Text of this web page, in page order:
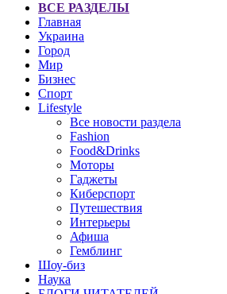
ВСЕ РАЗДЕЛЫ
Главная
Украина
Город
Мир
Бизнес
Спорт
Lifestyle
Все новости раздела
Fashion
Food&Drinks
Моторы
Гаджеты
Киберспорт
Путешествия
Интерьеры
Афиша
Гемблинг
Шоу-биз
Наука